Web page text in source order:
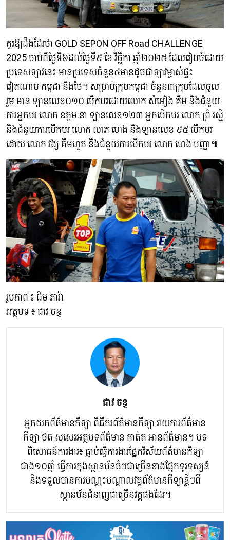
គួរឱ្យដឹងដែរថា GOLD SEPON OFF Road CHALLENGE
2025 ចាប់ពីថ្ងៃទី៦ដល់ថ្ងៃទី៩ ខែ វិច្ឆិកា ឆ្នាំ២០២៥ ដែលរៀបចំដោយ
ប្រទេសឡាវនេះ មានប្រទេសចំនួន៤មានដូចជាឡាវម្ចាស់ផ្ទះ
វៀតណាម កម្ពុជា និងថៃ។ សម្រាប់ក្រុមកម្ពុជា ចំនួន៣ក្រុមដែលចូល
រួម មាន ឡានលេខ០១០ បើកបរដោយលោក សំអៀង គីម និងជំនួយ
ការអ្នកបរ លោក ឧត្តម.នា ឡានលេខ១២៣ អ្នកបើកបរ លោក ព្រំ រស្មី
និងជំនួយការបើកបរ លោក លាភ ហេង និងឡានលេខ ៩៥ បើកបរ
ដោយ លោក វង្ស គីមហួត និងជំនួយការបើកបរ លោក ហេង បញ្ញា៕
រូបភាព ៖ ជីម ភារ៉ា
អត្ថបទ ៖ ជាវ ចន្ធូ
ជាវ ចន្ធូ
អ្នកយកព័ត៌មានកីឡា ពិធីករព័ត៌មានកីឡា រាយការព័ត៌មាន
កីឡា ថត សសេរអត្ថបទព័ត៌មាន កាត់ត អានព័ត៌មាន។ បទ
ពិសោធន៍ការងារ៖ ធ្លាប់ធ្វើការងារផ្នែកវិស័យព័ត៌មានកីឡា
ជាង១០ឆ្នាំ ធ្វើការក្នុងស្ថានប័នធំៗជាច្រើនខាងផ្នែកទូរទស្សន៍
និងទទួលបានការបណ្តុះបណ្តាលវគ្គព័ត៌មានកីឡាខ្លីៗពី
ស្ថានប័នជំនាញជាច្រើនវគ្គផងដែរ។